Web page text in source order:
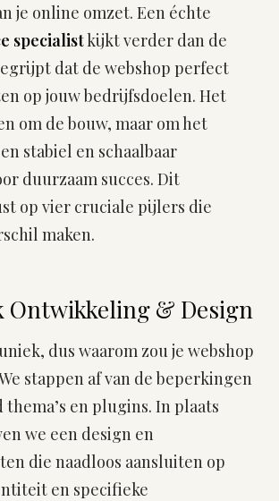
je online omzet. Een échte
specialistkijkt verder dan de
dat de webshop perfect
op jouw bedrijfsdoelen. Het
om de bouw, maar om het
stabiel en schaalbaar
duurzaam succes. Dit
op vier cruciale pijlers die
maken.
Ontwikkeling & Design
dus waarom zou je webshop
stappen af van de beperkingen
thema’s en plugins. In plaats
we een design en
die naadloos aansluiten op
en specifieke